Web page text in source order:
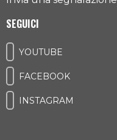
SEGUICI
YOUTUBE
FACEBOOK
INSTAGRAM